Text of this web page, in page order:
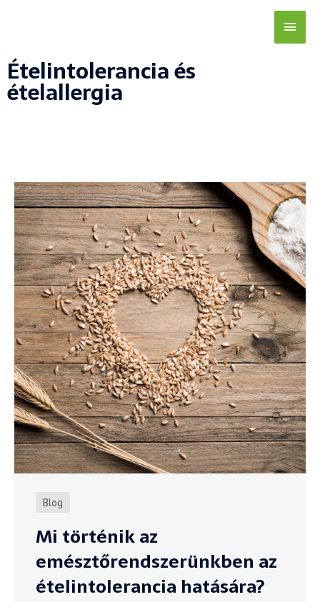
Ételintolerancia és
ételallergia
Blog
Mi történik az
emésztőrendszerünkben az
ételintolerancia hatására?